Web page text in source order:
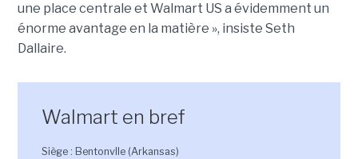
une place centrale et Walmart US a évidemment un
énorme avantage en la matière », insiste Seth
Dallaire.
Walmart en bref
Siège : Bentonvlle (Arkansas)